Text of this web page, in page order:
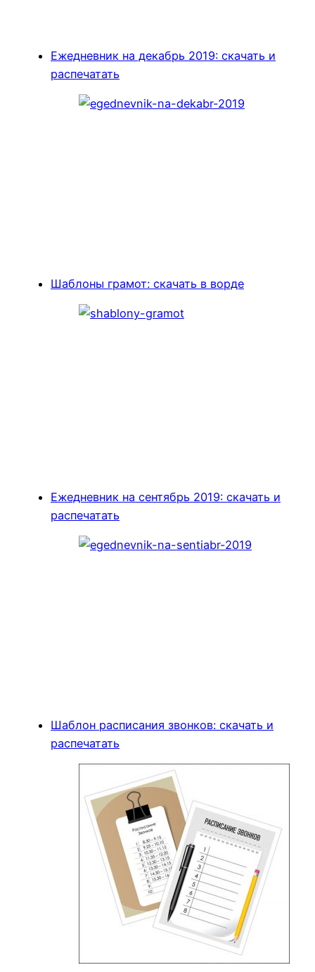
Ежедневник на декабрь 2019: скачать и
распечатать
Шаблоны грамот: скачать в ворде
Ежедневник на сентябрь 2019: скачать и
распечатать
Шаблон расписания звонков: скачать и
распечатать